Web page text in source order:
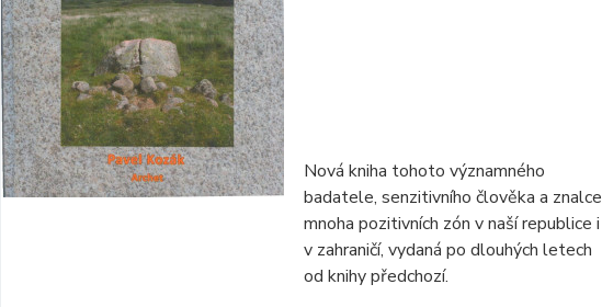
Nová kniha tohoto významného
badatele, senzitivního člověka a znalce
mnoha pozitivních zón v naší republice i
v zahraničí, vydaná po dlouhých letech
od knihy předchozí.